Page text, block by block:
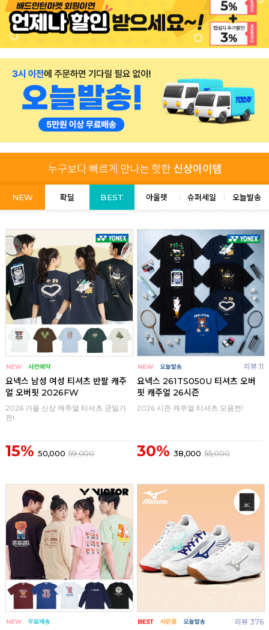
NEW 확딜 BEST 아울렛 슈퍼세일 오늘발송
요넥스 남성 여성 티셔츠 반팔 캐주
얼 오버핏 2026FW
2026 가을 신상 캐주얼 티셔츠 균일가
전!
15% 50,000 59,000
리뷰 11
요넥스 261TS050U 티셔츠 오버
핏 캐주얼 26시즌
2026 시즌 캐주얼 티셔츠 모음전!
30% 38,000 55,000
리뷰 376